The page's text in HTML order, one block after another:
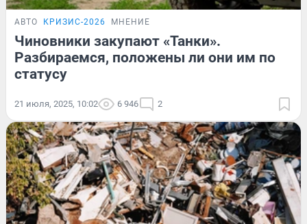
АВТО КРИЗИС-2026 МНЕНИЕ
Чиновники закупают «Танки».
Разбираемся, положены ли они им по
статусу
21 июля, 2025, 10:02 6 946 2